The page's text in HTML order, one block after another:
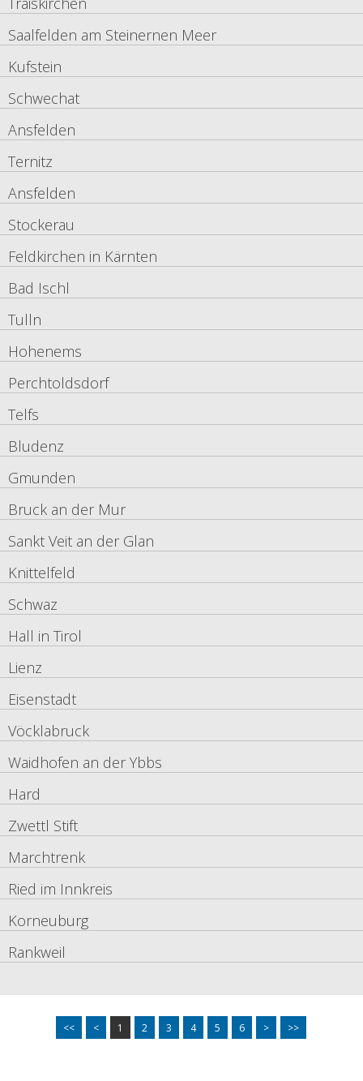
Saalfelden am Steinernen Meer
Kufstein
Schwechat
Ansfelden
Ternitz
Ansfelden
Stockerau
Feldkirchen in Kärnten
Bad Ischl
Tulln
Hohenems
Perchtoldsdorf
Telfs
Bludenz
Gmunden
Bruck an der Mur
Sankt Veit an der Glan
Knittelfeld
Schwaz
Hall in Tirol
Lienz
Eisenstadt
Vöcklabruck
Waidhofen an der Ybbs
Hard
Zwettl Stift
Marchtrenk
Ried im Innkreis
Korneuburg
Rankweil
<< < 1 2 3 4 5 6 > >>